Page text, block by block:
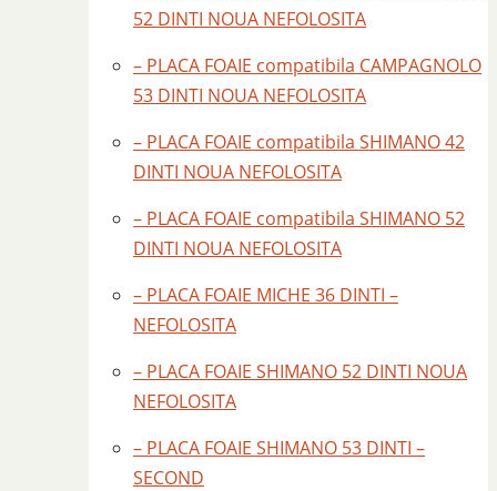
52 DINTI NOUA NEFOLOSITA
– PLACA FOAIE compatibila CAMPAGNOLO
53 DINTI NOUA NEFOLOSITA
– PLACA FOAIE compatibila SHIMANO 42
DINTI NOUA NEFOLOSITA
– PLACA FOAIE compatibila SHIMANO 52
DINTI NOUA NEFOLOSITA
– PLACA FOAIE MICHE 36 DINTI –
NEFOLOSITA
– PLACA FOAIE SHIMANO 52 DINTI NOUA
NEFOLOSITA
– PLACA FOAIE SHIMANO 53 DINTI –
SECOND